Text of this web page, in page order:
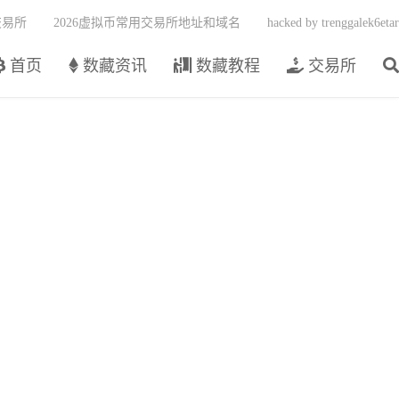
首页 数藏资讯 数藏教程 交易所
所 2026虚拟币常用交易所地址和域名 hacked by trenggalek6etar